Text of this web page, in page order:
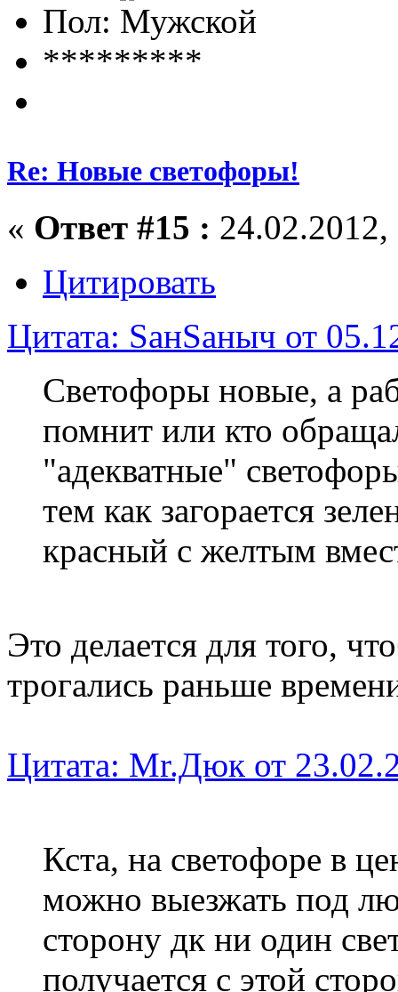
Пол:
*********
Re: Новые светофоры!
« Ответ #15 :
Цитировать
Цитата: SанSаныч от
Светофоры новые, а
помнит или кто
"адекватные"
тем как загорается
красный с желтым
Это делается для того,
трогались раньше
Цитата: Mr.Дюк от
Кста, на светофоре в
можно выезжать под
сторону дк ни один
получается с этой